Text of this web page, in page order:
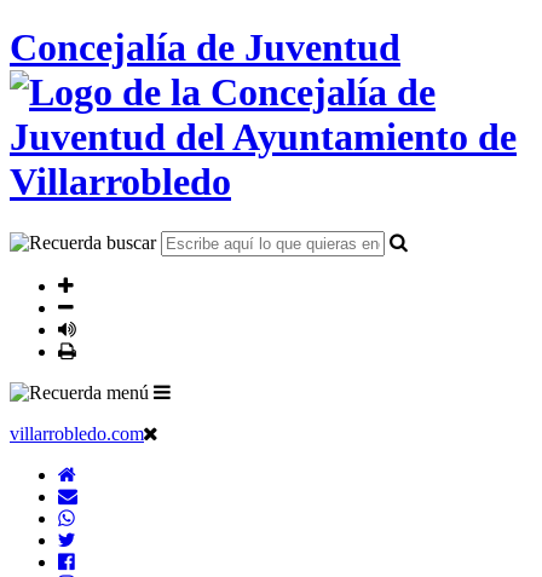
Concejalía de Juventud
villarrobledo.com